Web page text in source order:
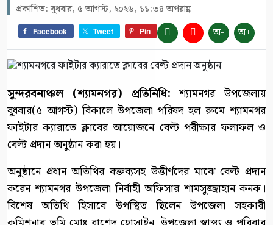
প্রকাশিত: বুধবার, ৫ আগস্ট, ২০২৬, ১১:৩৪ অপরাহ্ণ
Facebook Tweet Pin অ- অ+
সুন্দরবনাঞ্চল (শ্যামনগর) প্রতিনিধি: শ্যামনগর উপজেলায়
বুধবার(৫ আগস্ট) বিকালে উপজেলা পরিষদ হল রুমে শ্যামনগর
ফাইটার ক্যারাতে ক্লাবের আয়োজনে বেল্ট পরীক্ষার ফলাফল ও
বেল্ট প্রদান অনুষ্ঠান করা হয়।
অনুষ্ঠানে প্রধান অতিথির বক্তব্যসহ উত্তীর্ণদের মাঝে বেল্ট প্রদান
করেন শ্যামনগর উপজেলা নির্বাহী অফিসার শামসুজ্জাহান কনক।
বিশেষ অতিথি হিসাবে উপস্থিত ছিলেন উপজেলা সহকারী